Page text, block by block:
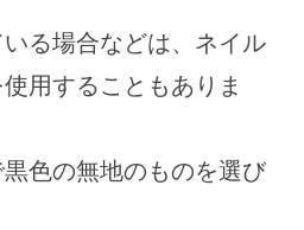
る場合などは、ネイル
用することもありま
色の無地のものを選び